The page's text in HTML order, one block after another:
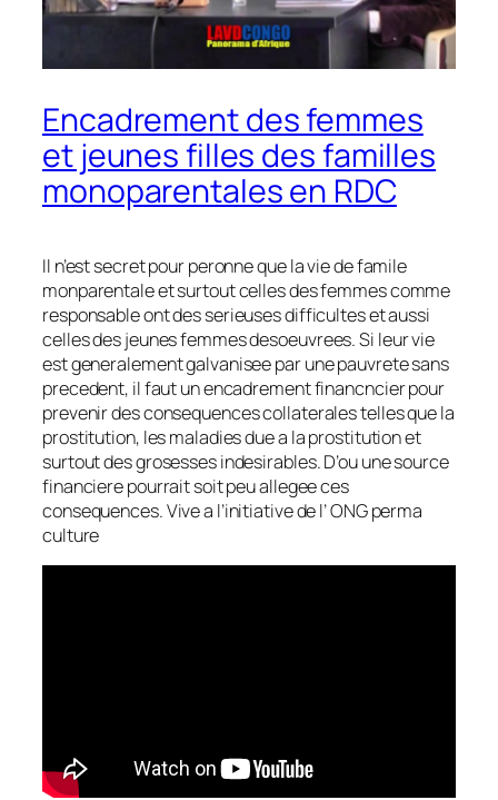
Encadrement des femmes
et jeunes filles des familles
monoparentales en RDC
Il n’est secret pour peronne que la vie de famile
monparentale et surtout celles des femmes comme
responsable ont des serieuses difficultes et aussi
celles des jeunes femmes desoeuvrees. Si leur vie
est generalement galvanisee par une pauvrete sans
precedent, il faut un encadrement financncier pour
prevenir des consequences collaterales telles que la
prostitution, les maladies due a la prostitution et
surtout des grosesses indesirables. D’ou une source
financiere pourrait soit peu allegee ces
consequences. Vive a l’initiative de l’ ONG perma
culture